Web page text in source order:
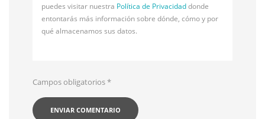
puedes visitar nuestra Política de Privacidaddonde
entontarás más información sobre dónde, cómo y por
qué almacenamos sus datos.
Campos obligatorios*